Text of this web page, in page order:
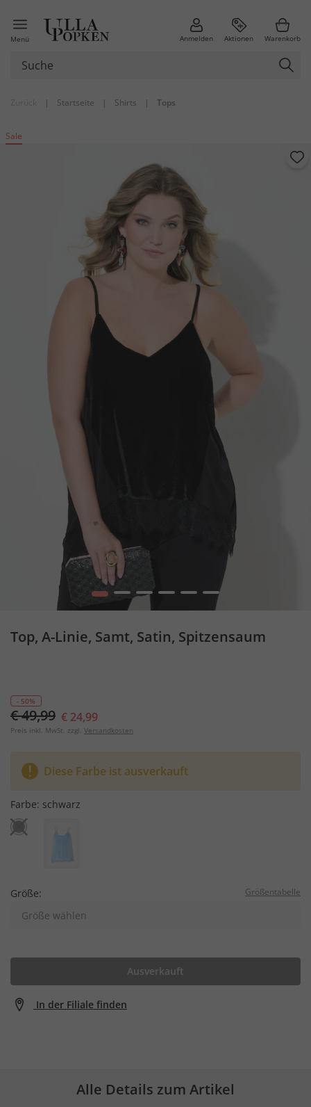
Menü Anmelden Aktionen Warenkorb
| Startseite | Shirts | Tops
Sale
1 2 3 4 5 6
Top, A-Linie, Samt, Satin, Spitzensaum
- 50%
€ 49,99 € 24,99
Preis inkl. MwSt. zzgl. Versandkosten
Diese Farbe ist ausverkauft
Farbe: schwarz
Größe: Größentabelle
Größe wählen
Ausverkauft
In der Filiale finden
Alle Details zum Artikel